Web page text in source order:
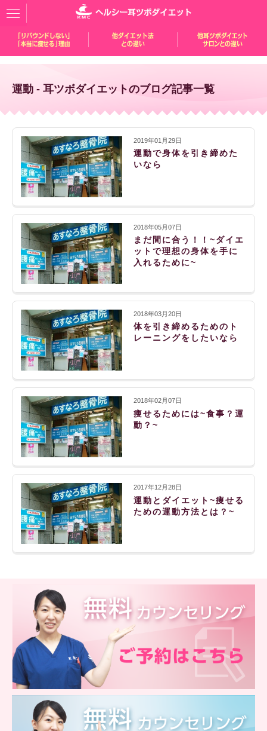
運動 - 耳ツボダイエットのブログ記事一覧
2019年01月29日
運動で身体を引き締めた
いなら
2018年05月07日
まだ間に合う！！~ダイエ
ットで理想の身体を手に
入れるために~
2018年03月20日
体を引き締めるためのト
レーニングをしたいなら
2018年02月07日
痩せるためには~食事？運
動？~
2017年12月28日
運動とダイエット~痩せる
ための運動方法とは？~